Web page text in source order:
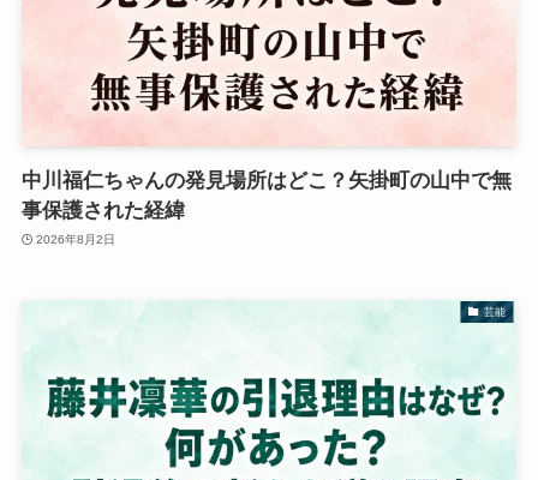
中川福仁ちゃんの発見場所はどこ？矢掛町の山中で無
事保護された経緯
2026年8月2日
芸能